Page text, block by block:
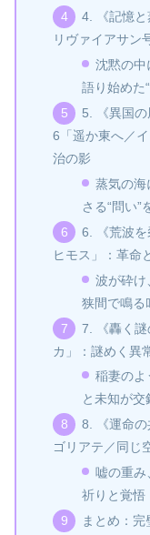
4. 《記憶と
リヴァイアサン
沈黙の
語り始めた
5. 《異国
6「遥か東へ／
治の影
蒸気の海
さる“問い”
6. 《荒波
ヒモス」：革命
波が砕
狭間で鳴る
7. 《轟く
カ」：謎めく異
稲妻の
と未知が交
8. 《運命
ゴリアテ／同じ
嘘の重
祈りと覚悟
まとめ：